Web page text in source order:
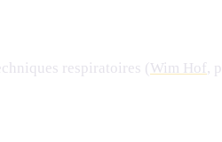
respiratoires ( Wim Hof ,